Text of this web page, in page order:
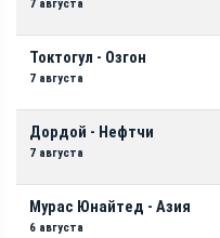
7 августа
Токтогул - Озгон
7 августа
Дордой - Нефтчи
7 августа
Мурас Юнайтед - Азия
6 августа